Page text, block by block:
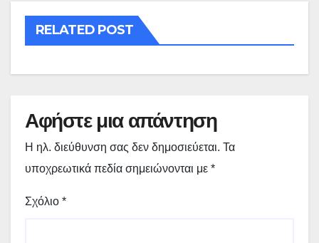
RELATED POST
Αφήστε μια απάντηση
Η ηλ. διεύθυνση σας δεν δημοσιεύεται. Τα
υποχρεωτικά πεδία σημειώνονται με *
Σχόλιο *